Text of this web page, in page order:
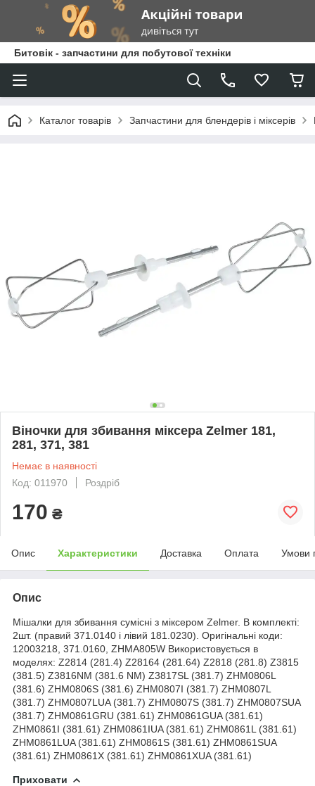
Битовік - запчастини для побутової техніки
Каталог товарів Запчастини для блендерів і міксерів
Віночки для збивання міксера Zelmer 181,
281, 371, 381
Немає в наявності
Код: 011970
Роздріб
170 ₴
Опис Характеристики Доставка Оплата Умови
Опис
Мішалки для збивання сумісні з міксером Zelmer. В комплекті:
2шт. (правий 371.0140 і лівий 181.0230). Оригінальні коди:
12003218, 371.0160, ZHMA805W Використовується в
моделях: Z2814 (281.4) Z28164 (281.64) Z2818 (281.8) Z3815
(381.5) Z3816NM (381.6 NM) Z3817SL (381.7) ZHM0806L
(381.6) ZHM0806S (381.6) ZHM0807I (381.7) ZHM0807L
(381.7) ZHM0807LUA (381.7) ZHM0807S (381.7) ZHM0807SUA
(381.7) ZHM0861GRU (381.61) ZHM0861GUA (381.61)
ZHM0861I (381.61) ZHM0861IUA (381.61) ZHM0861L (381.61)
ZHM0861LUA (381.61) ZHM0861S (381.61) ZHM0861SUA
(381.61) ZHM0861X (381.61) ZHM0861XUA (381.61)
Приховати